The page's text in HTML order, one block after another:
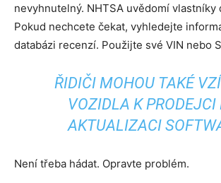
nevyhnutelný. NHTSA uvědomí vlastníky
Pokud nechcete čekat, vyhledejte
databázi recenzí. Použijte své VIN nebo
ŘIDIČI MOHOU TAKÉ
VOZIDLA K PRODEJCI
AKTUALIZACI
Není třeba hádat. Opravte problém.